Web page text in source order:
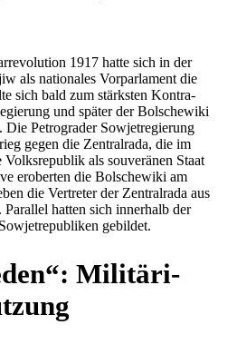
1917 hatte sich in der
als natio­na­les Vor­par­la­ment die
sich bald zum stärks­ten Kon­tra­
und später der Bol­sche­wiki
Petro­gra­der Sowjet­re­gie­rung
gegen die Zen­tral­rada, die im
als sou­ve­rä­nen Staat
erober­ten die Bol­sche­wiki am
die Ver­tre­ter der Zen­tral­rada aus
hatten sich inner­halb der
gebildet.
Mili­tä­ri­